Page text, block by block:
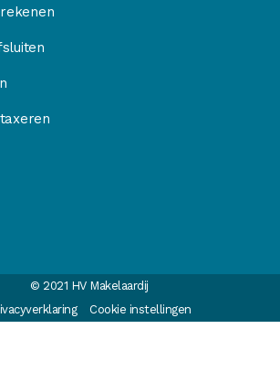
© 2021 HV Makelaardij
Cookie instellingen